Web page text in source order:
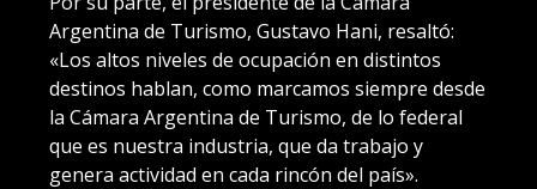
Argentina de Turismo, Gustavo Hani, resaltó:
«Los altos niveles de ocupación en distintos
destinos hablan, como marcamos siempre desde
la Cámara Argentina de Turismo, de lo federal
que es nuestra industria, que da trabajo y
genera actividad en cada rincón del país».